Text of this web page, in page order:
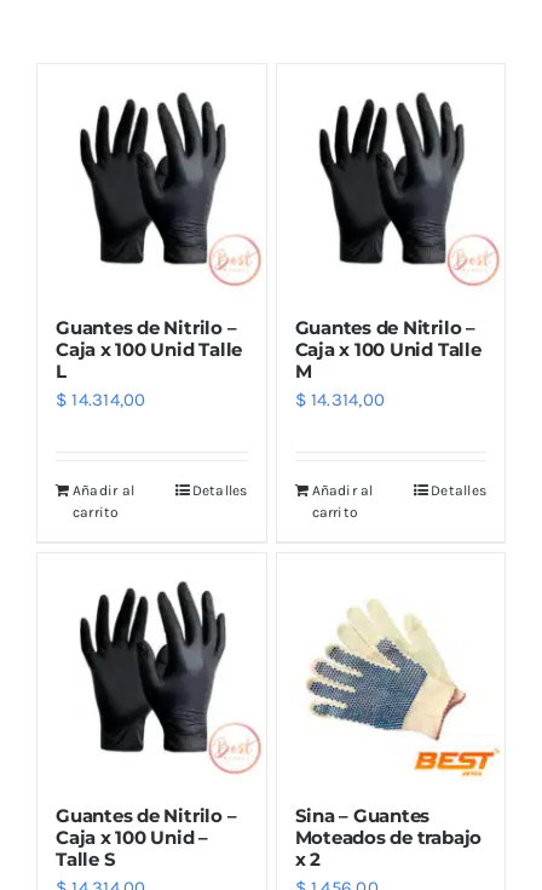
Combos
Mayorista
Marcas
Noticias
Guantes de Nitrilo –
Caja x 100 Unid Talle
L
$ 14.314,00
Añadir al
carrito
Detalles
Guantes de Nitrilo –
Caja x 100 Unid Talle
M
$14.314,00
Añadir al
carrito
Detalles
Guantes de Nitrilo –
Caja x 100 Unid –
Talle S
Sina – Guantes
Moteados de trabajo
x 2